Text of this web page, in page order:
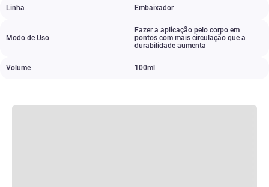
Linha Embaixador
Modo de Uso
Fazer a aplicação pelo corpo em
pontos com mais circulação que a
durabilidade aumenta
Volume 100ml